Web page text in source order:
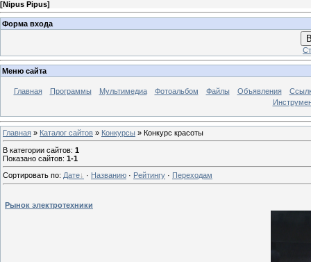
[Nipus Pipus]
Форма входа
Меню сайта
Главная Программы Мультимедиа Фотоальбом Файлы Объявления
Главная » Каталог сайтов » Конкурсы » Конкурс красоты
В категории сайтов: 1
Показано сайтов: 1-1
Сортировать по: Дате · Названию · Рейтингу · Переходам
Рынок электротехники